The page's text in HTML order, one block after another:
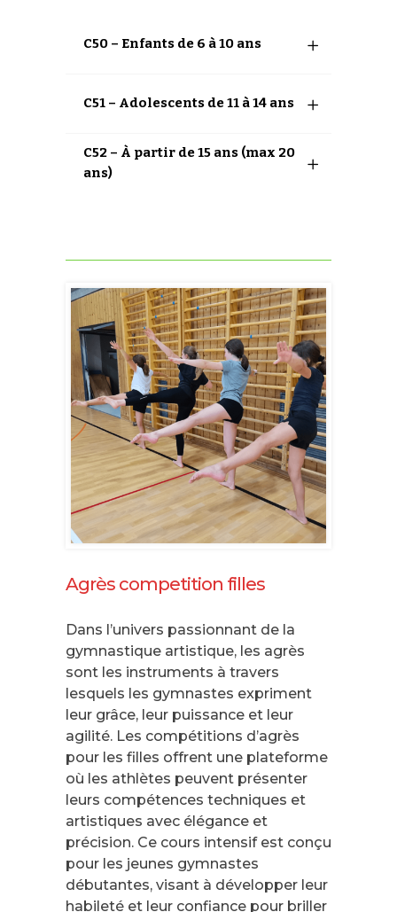
C50 – Enfants de 6 à 10 ans
C51 – Adolescents de 11 à 14 ans
C52 – À partir de 15 ans (max 20
ans)
Agrès competition filles
Dans l’univers passionnant de la
gymnastique artistique, les agrès
sont les instruments à travers
lesquels les gymnastes expriment
leur grâce, leur puissance et leur
agilité. Les compétitions d’agrès
pour les filles offrent une plateforme
où les athlètes peuvent présenter
leurs compétences techniques et
artistiques avec élégance et
précision. Ce cours intensif est conçu
pour les jeunes gymnastes
débutantes, visant à développer leur
habileté et leur confiance pour briller